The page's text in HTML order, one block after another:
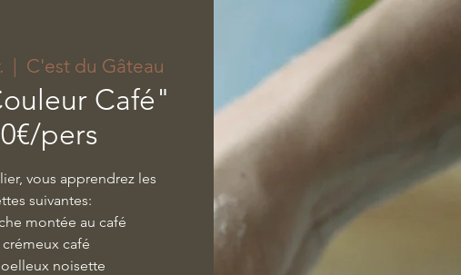
  |
C'est du Gâteau
Café"
pers
vous apprendrez les
suivantes:
montée au café
crémeux café
noisette